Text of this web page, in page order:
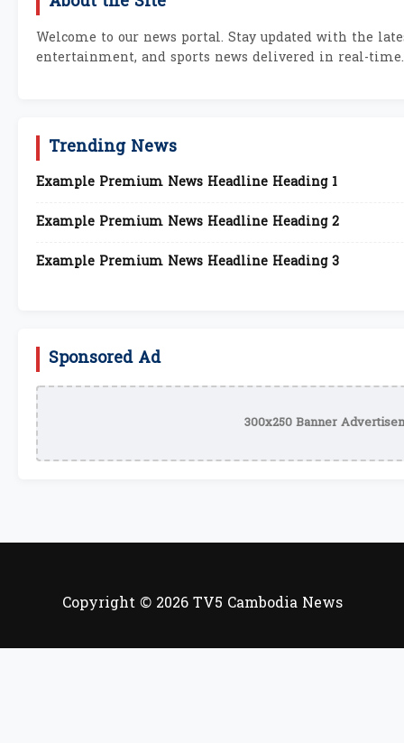
Welcome to our news portal. Stay updated with the
entertainment, and sports news delivered in real-time.
Trending News
Example Premium News Headline Heading 1
Example Premium News Headline Heading 2
Example Premium News Headline Heading 3
Sponsored Ad
300x250 Banner
Copyright © 2026 TV5 Cambodia News